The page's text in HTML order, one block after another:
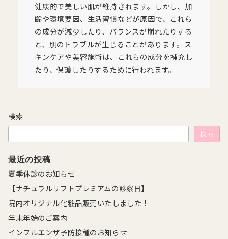
健康的で美しい肌が維持されます。しかし、加
齢や環境要因、生活習慣などが原因で、これら
の成分が減少したり、バランスが崩れたりする
と、肌のトラブルが生じることがあります。ス
キンケアや美容施術は、これらの成分を補充し
たり、保護したりするために行われます。
検索
検索
最近の投稿
夏季休診のお知らせ
【ナチュラルリフトプレミアムの診察日】
院内オリジナル化粧品販売いたしました！
年末年始のご案内
インフルエンザ予防接種のお知らせ